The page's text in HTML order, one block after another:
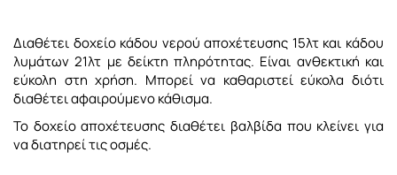
Διαθέτει δοχείο κάδου νερού αποχέτευσης 15λτ και κάδου
λυμάτων 21λτ με δείκτη πληρότητας. Είναι ανθεκτική και
εύκολη στη χρήση. Μπορεί να καθαριστείεύκολα διότι
διαθέτει αφαιρούμενο κάθισμα.
Το δοχείο αποχέτευσης διαθέτει βαλβίδα που κλείνει για
να διατηρεί τις οσμές.